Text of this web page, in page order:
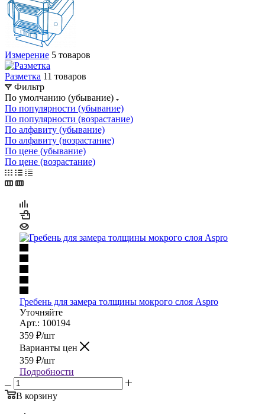
Измерение 5 товаров
Разметка 11 товаров
Фильтр
По умолчанию (убывание)
По популярности (убывание)
По популярности (возрастание)
По алфавиту (убывание)
По алфавиту (возрастание)
По цене (убывание)
По цене (возрастание)
Гребень для замера толщины мокрого слоя Aspro
Уточняйте
Арт.: 100194
359 ₽/шт
Варианты цен
359 ₽/шт
Подробности
В корзину